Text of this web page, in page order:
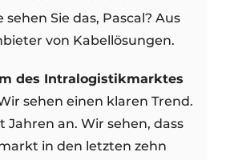
Sie das, Pascal? Aus
von Kabellösungen.
des Intralogistikmarktes
sehen einen klaren Trend.
Jahren an. Wir sehen, dass
in den letzten zehn